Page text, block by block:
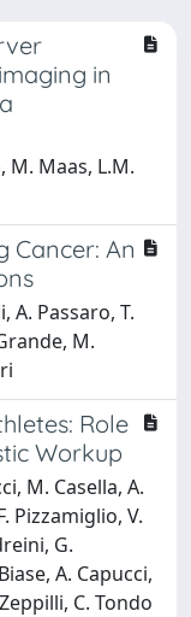
in
M. Maas, L.M.
Cancer: An
A. Passaro, T.
M.
Role
Workup
M. Casella, A.
Pizzamiglio, V.
G.
A. Capucci,
C. Tondo